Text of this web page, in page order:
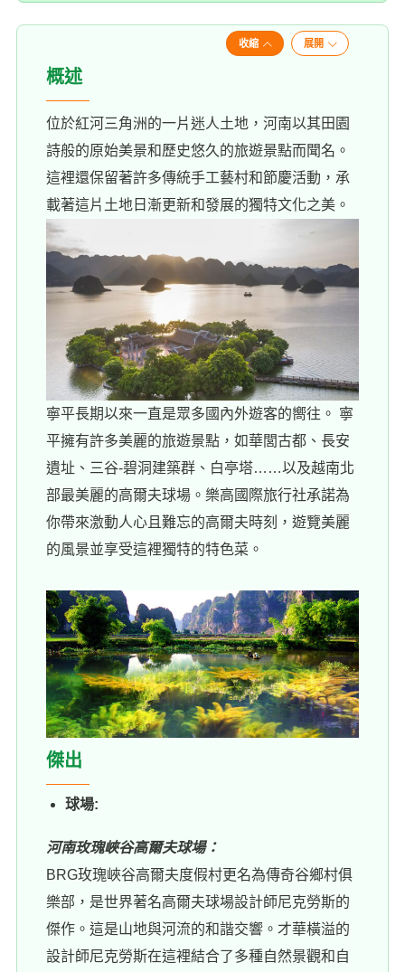
概述
位於紅河三角洲的一片迷人土地，河南以其田園
詩般的原始美景和歷史悠久的旅遊景點而聞名。
這裡還保留著許多傳統手工藝村和節慶活動，承
載著這片土地日漸更新和發展的獨特文化之美。
寧平長期以來一直是眾多國內外遊客的嚮往。 寧
平擁有許多美麗的旅遊景點，如華閭古都、長安
遺址、三谷-碧洞建築群、白亭塔……以及越南北
部最美麗的高爾夫球場。樂高國際旅行社承諾為
你帶來激動人心且難忘的高爾夫時刻，遊覽美麗
的風景並享受這裡獨特的特色菜。
傑出
球場:
河南玫瑰峽谷高爾夫球場：
BRG玫瑰峽谷高爾夫度假村更名為傳奇谷鄉村俱
樂部，是世界著名高爾夫球場設計師尼克勞斯的
傑作。這是山地與河流的和諧交響。才華橫溢的
設計師尼克勞斯在這裡結合了多種自然景觀和自
收縮 展開